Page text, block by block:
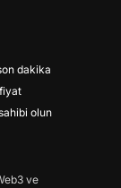
dakika
olun
ve